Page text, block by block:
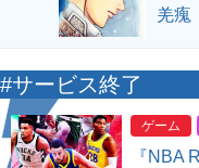
羌瘣
#サービス終了
ゲーム
『NBA